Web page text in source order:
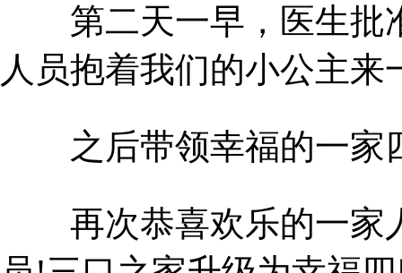
第二天一早，医生批
人员抱着我们的小公主来
之后带领幸福的一家
再次恭喜欢乐的一家